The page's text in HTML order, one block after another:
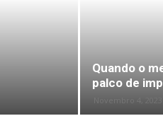
Quando o
palco de